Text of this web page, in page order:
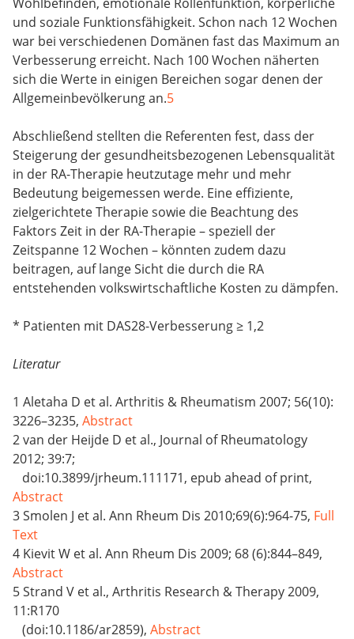
und soziale Funktionsfähigkeit. Schon nach 12 Wochen
war bei verschiedenen Domänen fast das Maximum an
Verbesserung erreicht. Nach 100 Wochen näherten
sich die Werte in einigen Bereichen sogar denen der
Allgemeinbevölkerung an.5
Abschließend stellten die Referenten fest, dass der
Steigerung der gesundheitsbezogenen Lebensqualität
in der RA-Therapie heutzutage mehr und mehr
Bedeutung beigemessen werde. Eine effiziente,
zielgerichtete Therapie sowie die Beachtung des
Faktors Zeit in der RA-Therapie – speziell der
Zeitspanne 12 Wochen – könnten zudem dazu
beitragen, auf lange Sicht die durch die RA
entstehenden volkswirtschaftliche Kosten zu dämpfen.
* Patienten mit DAS28-Verbesserung ≥ 1,2
Literatur
1 Aletaha D et al. Arthritis & Rheumatism 2007; 56(10):
3226–3235, Abstract
2 van der Heijde D et al., Journal of Rheumatology
2012; 39:7;
doi:10.3899/jrheum.111171, epub ahead of print,
Abstract
3 Smolen J et al. Ann Rheum Dis 2010;69(6):964-75, Full
Text
4 Kievit W et al. Ann Rheum Dis 2009; 68 (6):844–849,
Abstract
5 Strand V et al., Arthritis Research & Therapy 2009,
11:R170
(doi:10.1186/ar2859), Abstract